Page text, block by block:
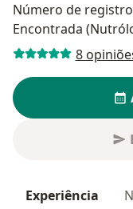
Número de
Encontrada
8
Experiência